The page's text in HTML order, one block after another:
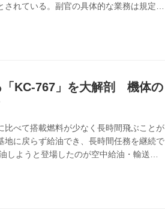
れている。副官の具体的な業務は規定さ
どに属する形をとっていることが多い
り、指揮官の指揮統制に従って動く。
衛隊...
「KC-767」を大解剖 機体の
べて搭載燃料が少なく長時間飛ぶことが
地に戻らず給油でき、長時間任務を継続で
しようと登場したのが空中給油・輸送
輸送距離を延ばすことができる。 現
の外観は普通の旅客機のよう。しかしKC-